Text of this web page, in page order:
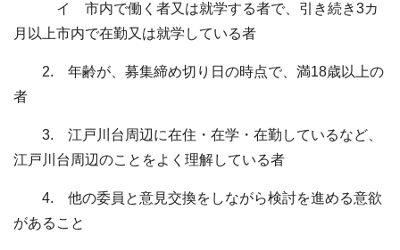
イ 市内で働く者又は就学する者で、引き続き3カ
月以上市内で在勤又は就学している者
2. 年齢が、募集締め切り日の時点で、満18歳以上の
者
3. 江戸川台周辺に在住・在学・在勤しているなど、
江戸川台周辺のことをよく理解している者
4. 他の委員と意見交換をしながら検討を進める意欲
があること